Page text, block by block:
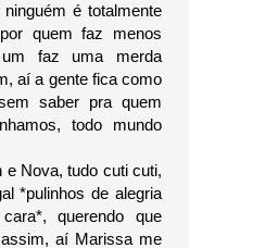
é totalmente
quem faz menos
faz uma merda
aí a gente fica como
saber pra quem
todo mundo
e Nova, tudo cuti cuti,
*pulinhos de alegria
querendo que
aí Marissa me